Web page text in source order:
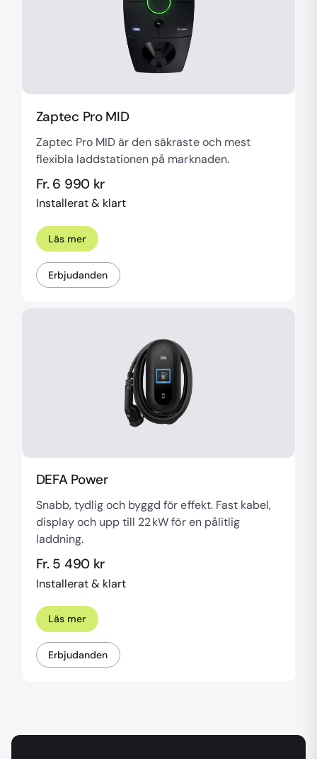
Zaptec Pro MID
Zaptec Pro MID är den säkraste och mest
flexibla laddstationen på marknaden.
Fr. 6 990 kr
Installerat & klart
Läs mer
Erbjudanden
DEFA Power
Snabb, tydlig och byggd för effekt. Fast kabel,
display och upp till 22 kW för en pålitlig
laddning.
Fr. 5 490 kr
Installerat & klart
Läs mer
Erbjudanden